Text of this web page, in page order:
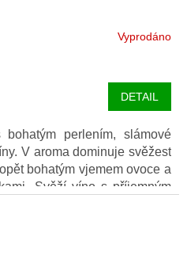
Vyprodáno
DETAIL
perlením, slámové
V aroma dominuje svěžest
bohatým vjemem ovoce a
Svěží víno s příjemným